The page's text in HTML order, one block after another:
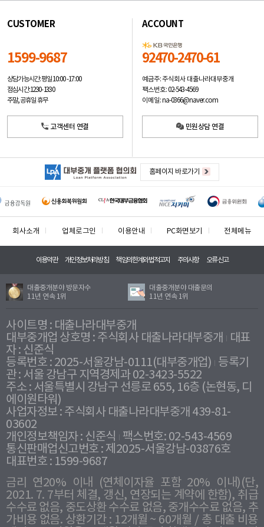
CUSTOMER
1599-9687
상담가능시간: 평일10:00 -17:00
점심시간: 12:30 - 13:30
주말, 공휴일 휴무
고객센터 연결
ACCOUNT
92470-2470-61
예금주: 주식회사 대출나라대부중개
팩스번호: 02-543-4569
이메일: na-0366@naver.com
민원상담 연결
홈페이지 바로가기
회사소개 업체로그인 이용안내 PC화면보기 전체메뉴
이용약관 개인정보처리방침 책임의한계와법적고지 주의사항 오류신고
대출중개분야 방문자수
11년 연속 1위
대출중개분야 대출문의
11년 연속 1위
사이트명 : 대출나라대부중개
대부중개업 상호명 : 주식회사 대출나라대부중개
대표
자 : 신준식
등록번호 : 2025-서울강남-0111(대부중개업) 등록기
관 : 서울 강남구 지역경제과 02-3423-5522
주소 : 서울특별시 강남구 선릉로 655, 16층 (논현동, 디
에이원타워)
사업자정보 : 주식회사 대출나라대부중개 439-81-
03602
개인정보책임자 : 신준식
팩스번호: 02-543-4569
통신판매업신고번호 : 제2025-서울강남-03876호
대표번호 : 1599-9687
금리 연20% 이내 (연체이자율 포함 20% 이내)(단,
2021. 7. 7부터 체결, 갱신, 연장되는 계약에 한함), 취급
수수료 없음, 중도상환 수수료 없음, 중개수수료 없음, 추
가비용 없음. 상환기간 : 12개월 ~ 60개월 / 총 대출 비용